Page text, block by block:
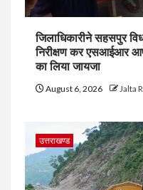
जिलाधिकारीने सहसपुर
निरीक्षण कर एसआईआर
का लिया जायजा
August 6, 2026 Jalta
उत्तराखण्ड